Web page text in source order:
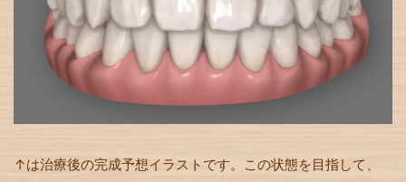
↑は治療後の完成予想イラストです。この状態を目指して、